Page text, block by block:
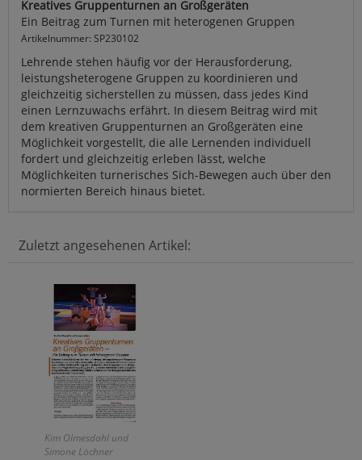
Kreatives Gruppenturnen an Großgeräten
Ein Beitrag zum Turnen mit heterogenen Gruppen
Artikelnummer: SP230102
Lehrende stehen häufig vor der Herausforderung,
leistungsheterogene Gruppen zu koordinieren und
gleichzeitig sicherstellen zu müssen, dass jedes Kind
einen Lernzuwachs erfährt. In diesem Beitrag wird mit
dem kreativen Gruppenturnen an Großgeräten eine
Möglichkeit vorgestellt, die alle Lernenden individuell
fordert und gleichzeitig erleben lässt, welche
Möglichkeiten turnerisches Sich-Bewegen auch über den
normierten Bereich hinaus bietet.
Zuletzt angesehenen Artikel:
Kim Olmesdahl und
Simone Löchner